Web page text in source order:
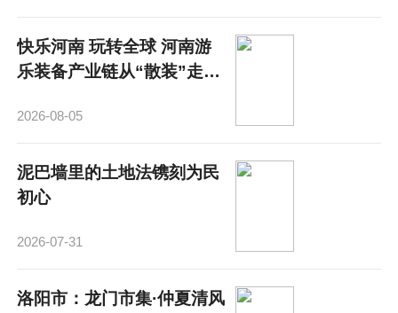
快乐河南 玩转全球 河南游
乐装备产业链从“散装”走
2026-08-05
泥巴墙里的土地法镌刻为民
初心
2026-07-31
洛阳市：龙门市集·仲夏清风